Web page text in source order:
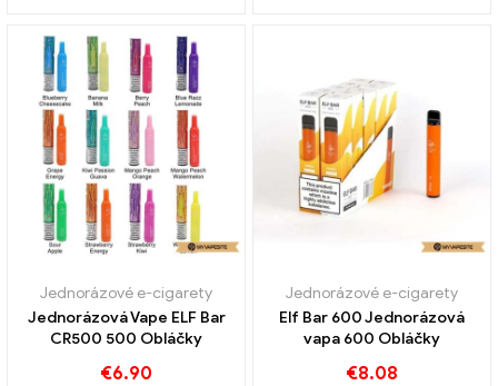
Jednorázové e-cigarety
Jednorázová Vape ELF Bar
CR500 500 Obláčky
€6.90
Jednorázové e-cigarety
Elf Bar 600 Jednorázová
vapa 600 Obláčky
€8.08